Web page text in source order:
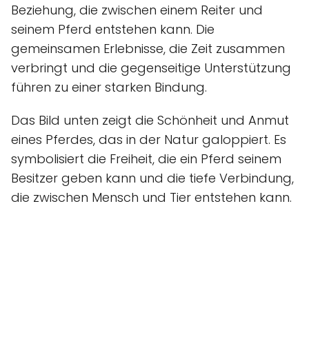
Beziehung, die zwischen einem Reiter und
seinem Pferd entstehen kann. Die
gemeinsamen Erlebnisse, die Zeit zusammen
verbringt und die gegenseitige Unterstützung
führen zu einer starken Bindung.
Das Bild unten zeigt die Schönheit und Anmut
eines Pferdes, das in der Natur galoppiert. Es
symbolisiert die Freiheit, die ein Pferd seinem
Besitzer geben kann und die tiefe Verbindung,
die zwischen Mensch und Tier entstehen kann.